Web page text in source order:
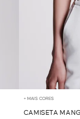
+ MAIS CORES
CAMISETA